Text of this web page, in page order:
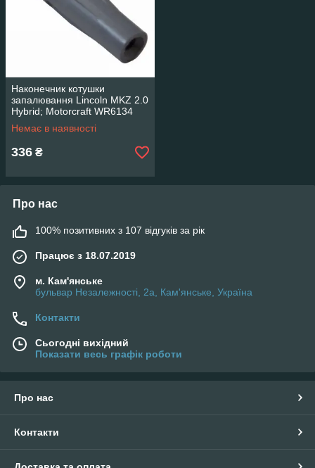
Наконечник котушки
запалювання Lincoln MKZ 2.0
Hybrid; Motorcraft WR6134
Немає в наявності
336 ₴
Про нас
100% позитивних з 107 відгуків за рік
Працює з 18.07.2019
м. Кам'янське
бульвар Незалежності, 2а, Кам'янське, Україна
Контакти
Сьогодні вихідний
Показати весь графік роботи
Про нас
Контакти